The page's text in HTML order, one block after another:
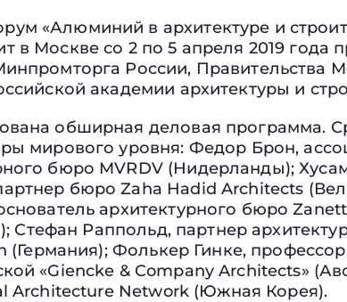
«Алюминий в архитектуре и
в Москве со 2 по 5 апреля 2019 года
России, Правительства
академии архитектуры и
обширная деловая программа.
мирового уровня: Федор Брон,
бюро MVRDV (Нидерланды);
бюро Zaha Hadid Architects
архитектурного бюро
Стефан Раппольд, партнер
Фолькер Гинке,
«Giencke & Company Architects»
Architecture Network (Южная Корея).